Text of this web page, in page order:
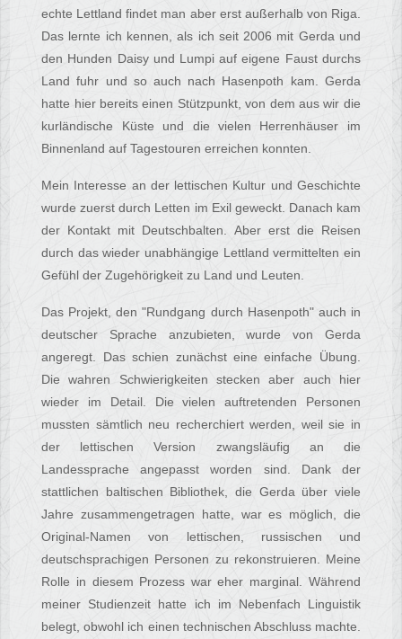
echte Lettland findet man aber erst außerhalb von Riga.
Das lernte ich kennen, als ich seit 2006 mit Gerda und
den Hunden Daisy und Lumpi auf eigene Faust durchs
Land fuhr und so auch nach Hasenpoth kam. Gerda
hatte hier bereits einen Stützpunkt, von dem aus wir die
kurländische Küste und die vielen Herrenhäuser im
Binnenland auf Tagestouren erreichen konnten.
Mein Interesse an der lettischen Kultur und Geschichte
wurde zuerst durch Letten im Exil geweckt. Danach kam
der Kontakt mit Deutschbalten. Aber erst die Reisen
durch das wieder unabhängige Lettland vermittelten ein
Gefühl der Zugehörigkeit zu Land und Leuten.
Das Projekt, den "Rundgang durch Hasenpoth" auch in
deutscher Sprache anzubieten, wurde von Gerda
angeregt. Das schien zunächst eine einfache Übung.
Die wahren Schwierigkeiten stecken aber auch hier
wieder im Detail. Die vielen auftretenden Personen
mussten sämtlich neu recherchiert werden, weil sie in
der lettischen Version zwangsläufig an die
Landessprache angepasst worden sind. Dank der
stattlichen baltischen Bibliothek, die Gerda über viele
Jahre zusammengetragen hatte, war es möglich, die
Original-Namen von lettischen, russischen und
deutschsprachigen Personen zu rekonstruieren. Meine
Rolle in diesem Prozess war eher marginal. Während
meiner Studienzeit hatte ich im Nebenfach Linguistik
belegt, obwohl ich einen technischen Abschluss machte.